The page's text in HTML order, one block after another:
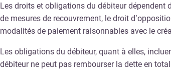
Les droits et obligations du débiteur dépendent
de mesures de recouvrement, le droit
modalités de paiement raisonnables avec le
Les obligations du débiteur, quant à elles,
débiteur ne peut pas rembourser la dette en